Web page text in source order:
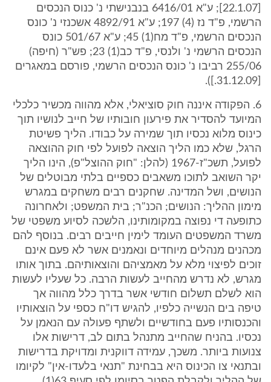
[22.1.07]; ע"א 6416/01 בנבנישתי נ' כנוס הנכסים
הרשמי, פ"ד נז (4) 197; ע"א 4892/91 אשכנזי נ' כונס
הנכסים הרשמי, פ"ד מח(1) 45; ע"א 501/67 כונס
הנכסים הרשמי נ' ולנסי, פ"ד כב(1) 23; פש"ר (חיפה)
255/06 רביבו נ' כונס הנכסים הרשמי, פורסם במאגרים
6. הפקודה איננה חוק סוציאלי, אלא מהווה מכשיר כלכלי
המיועד להסדיר את פירעון חובותיו של חייב לנושיו תוך
כינוס מלוא נכסיו תוך שמירה על כבודו. הליך פשיטת
הרגל, שלא כמו הליך הוצאה לפועל לפי חוק ההוצאה
לפועל, תשכ"ז-1967 (להלן: "חוק ההוצל"פ), הינו הליך
יקר השואב לתוכו משאבים כספיים בלתי מבוטלים של
הנושים, ושל המדינה. שחקנים רבים משחקים במגרש
מימון ההליך: הנושים; הכנ"ר; בית המשפט; ולאחרונה
כתופעה די נפוצה במקומותינו, הלשכה לסיוע משפטי של
משרד המשפטים העומד לימין חייבים רבים. בנוסף להם
מכהנים מנהלים מיוחדים ונאמנים אשר לא פעם אינם
זוכים לפיצוי מלא על מאמציהם והוצאותיהם. בתוך אותו
מגרש, לא נדרש מהחייב לעשות הרבה. כל שעליו לעשות
הוא לשלם תשלום חודשי אשר בדרך כלל מהווה אך
טיפה בים הנשייה כלפיו, להגיש דו"ח כספי על הוצאותיו
והכנסותיו פעם בחודשיים ולשתף פעולה עם הנאמן על
נכסיו. בהניח שהחייב מתנהל בתום לב, דרישות אלו
צנועות ביותר. משכך, עמידה דווקנית ומדויקת בדרישות
ובתנאי צו הכינוס היא בבחינת "תנאי בלעדו-אין" לקיומו